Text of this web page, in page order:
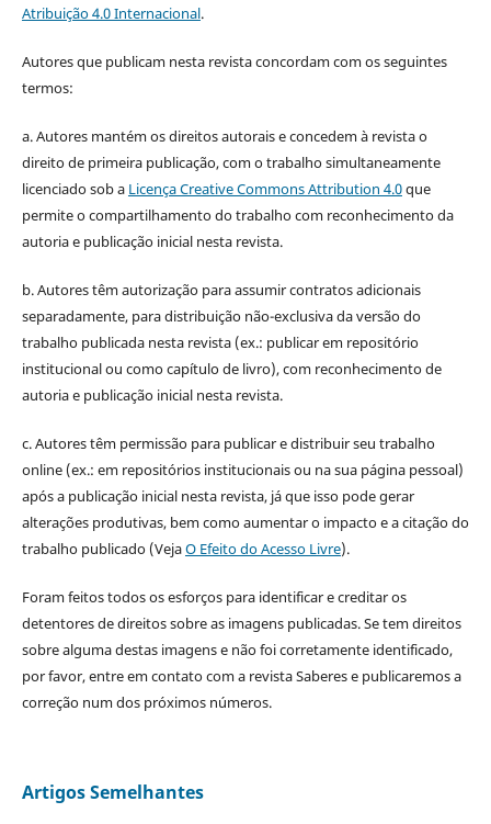
Atribuição 4.0 Internacional.
Autores que publicam nesta revista concordam com os seguintes
termos:
a. Autores mantém os direitos autorais e concedem à revista o
direito de primeira publicação, com o trabalho simultaneamente
licenciado sob a Licença Creative Commons Attribution 4.0que
permite o compartilhamento do trabalho com reconhecimento da
autoria e publicação inicial nesta revista.
b. Autores têm autorização para assumir contratos adicionais
separadamente, para distribuição não-exclusiva da versão do
trabalho publicada nesta revista (ex.: publicar em repositório
institucional ou como capítulo de livro), com reconhecimento de
autoria e publicação inicial nesta revista.
c. Autores têm permissão para publicar e distribuir seu trabalho
online (ex.: em repositórios institucionais ou na sua página pessoal)
após a publicação inicial nesta revista, já que isso pode gerar
alterações produtivas, bem como aumentar o impacto e a citação do
trabalho publicado (VejaO Efeito do Acesso Livre).
Foram feitos todos os esforços para identificar e creditar os
detentores de direitos sobre as imagens publicadas. Se tem direitos
sobre alguma destas imagens e não foi corretamente identificado,
por favor, entre em contato com a revista Saberes e publicaremos a
correção num dos próximos números.
Artigos Semelhantes